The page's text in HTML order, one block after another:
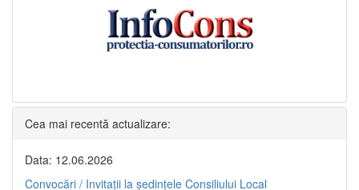
Cea mai recentă actualizare:
Data: 12.06.2026
Convocări / Invitaţii la şedinţele Consiliului Local